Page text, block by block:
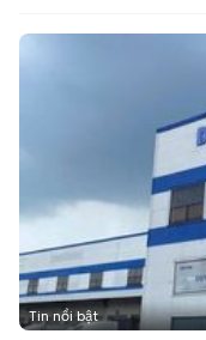
Tin nổi bật